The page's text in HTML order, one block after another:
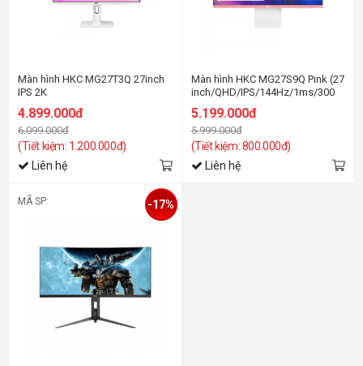
Màn hình HKC MG27T3Q 27inch
IPS 2K
4.899.000đ
6.099.000đ
(Tiết kiệm: 1.200.000đ)
Liên hệ
Màn hình HKC MG27S9Q Pink (27
inch/QHD/IPS/144Hz/1ms/300
nits/HDMI+DP/Hồng)
5.199.000đ
5.999.000đ
(Tiết kiệm: 800.000đ)
Liên hệ
MÃ SP: -17%